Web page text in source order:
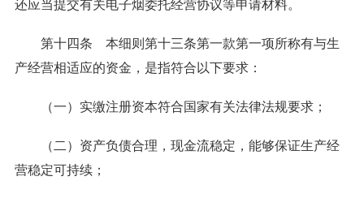
还应当提交有关电子烟委托经营协议等申请材料。
第十四条 本细则第十三条第一款第一项所称有与生
产经营相适应的资金，是指符合以下要求：
（一）实缴注册资本符合国家有关法律法规要求；
（二）资产负债合理，现金流稳定，能够保证生产经
营稳定可持续；